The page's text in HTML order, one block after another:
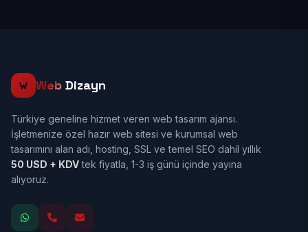
Web Dizayn
Türkiye geneline hizmet veren web tasarım ajansı.
İşletmenize özel hazır web sitesi ve kurumsal web
tasarımını alan adı, hosting, SSL ve temel SEO dahil yıllık
50 USD + KDVtek fiyatla, 1-3 iş günü içinde yayına
alıyoruz.